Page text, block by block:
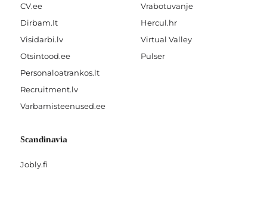
CV.ee
Dirbam.It
Visidarbi.lv
Otsintood.ee
Personaloatrankos.lt
Recruitment.lv
Varbamisteenused.ee
Vrabotuvanje
Hercul.hr
Virtual Valley
Pulser
Scandinavia
Jobly.fi